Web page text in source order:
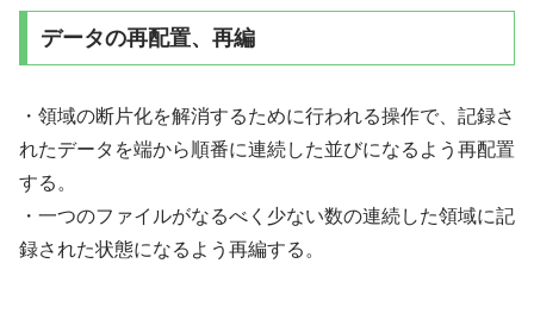
データの再配置、再編
・領域の断片化を解消するために行われる操作で、記録さ
れたデータを端から順番に連続した並びになるよう再配置
する。
・一つのファイルがなるべく少ない数の連続した領域に記
録された状態になるよう再編する。